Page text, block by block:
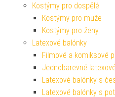
Kostýmy pro dospělé
Kostýmy pro muže
Kostýmy pro ženy
Latexové balónky
Filmové a komiksové
Jednobarevné
Latexové balónky s
Latexové balónky s